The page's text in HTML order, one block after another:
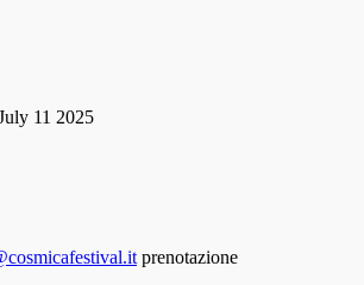
11 2025
prenotazione